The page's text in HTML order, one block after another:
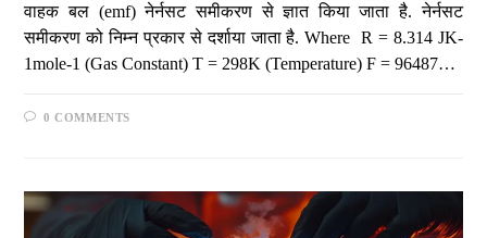
वाहक बल (emf) नेर्नसट समीकरण से ज्ञात किया जाता है. नेर्नसट
समीकरण को निम्न प्रकार से दर्शाया जाता है. Where R = 8.314 JK-
1mole-1 (Gas Constant) T = 298K (Temperature) F = 96487…
0 COMMENTS